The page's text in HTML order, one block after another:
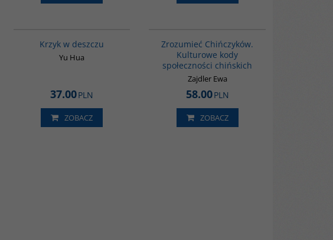
Krzyk w deszczu
Yu Hua
37.00PLN
ZOBACZ
Zrozumieć Chińczyków.
Kulturowe kody
społeczności chińskich
Zajdler Ewa
58.00PLN
ZOBACZ